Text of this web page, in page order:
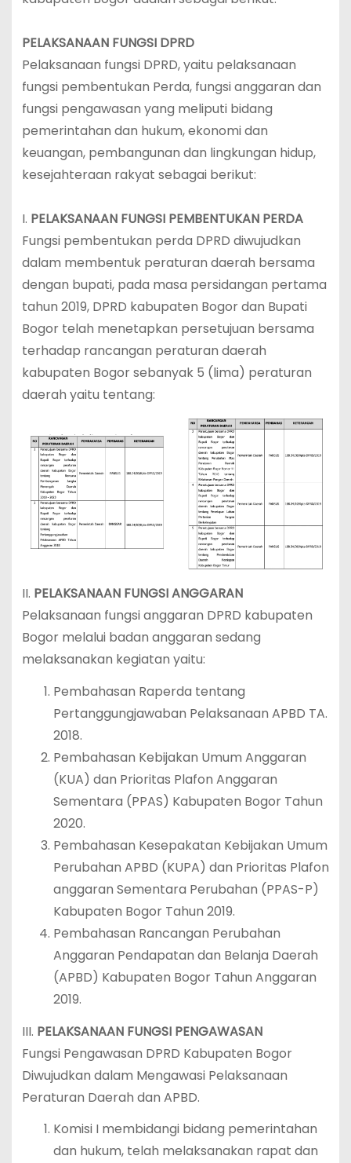
PELAKSANAAN FUNGSI DPRD
Pelaksanaan fungsi DPRD, yaitu pelaksanaan
fungsi pembentukan Perda, fungsi anggaran dan
fungsi pengawasan yang meliputi bidang
pemerintahan dan hukum, ekonomi dan
keuangan, pembangunan dan lingkungan hidup,
kesejahteraan rakyat sebagai berikut:
I. PELAKSANAAN FUNGSI PEMBENTUKAN PERDA
Fungsi pembentukan perda DPRD diwujudkan
dalam membentuk peraturan daerah bersama
dengan bupati, pada masa persidangan pertama
tahun 2019, DPRD kabupaten Bogor dan Bupati
Bogor telah menetapkan persetujuan bersama
terhadap rancangan peraturan daerah
kabupaten Bogor sebanyak 5 (lima) peraturan
daerah yaitu tentang:
II. PELAKSANAAN FUNGSI ANGGARAN
Pelaksanaan fungsi anggaran DPRD kabupaten
Bogor melalui badan anggaran sedang
melaksanakan kegiatan yaitu:
Pembahasan Raperda tentang
Pertanggungjawaban Pelaksanaan APBD TA.
2018.
Pembahasan Kebijakan Umum Anggaran
(KUA) dan Prioritas Plafon Anggaran
Sementara (PPAS) Kabupaten Bogor Tahun
2020.
Pembahasan Kesepakatan Kebijakan Umum
Perubahan APBD (KUPA) dan Prioritas Plafon
anggaran Sementara Perubahan (PPAS-P)
Kabupaten Bogor Tahun 2019.
Pembahasan Rancangan Perubahan
Anggaran Pendapatan dan Belanja Daerah
(APBD) Kabupaten Bogor Tahun Anggaran
2019.
III. PELAKSANAAN FUNGSI PENGAWASAN
Fungsi Pengawasan DPRD Kabupaten Bogor
Diwujudkan dalam Mengawasi Pelaksanaan
Peraturan Daerah dan APBD.
Komisi I membidangi bidang pemerintahan
dan hukum, telah melaksanakan rapat dan